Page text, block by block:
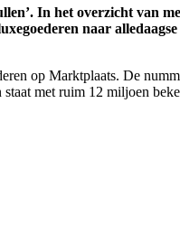
In het overzicht
naar
op Marktplaats. De
met ruim 12 miljoen